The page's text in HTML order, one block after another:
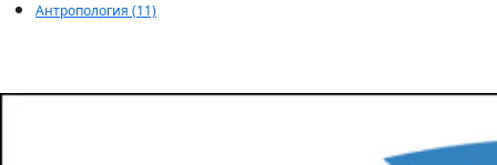
Антропология (11)